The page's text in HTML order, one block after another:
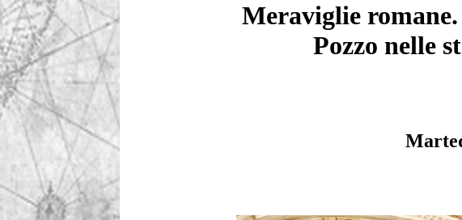
Meraviglie
Pozzo nelle